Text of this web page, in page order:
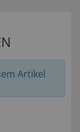
Artikel